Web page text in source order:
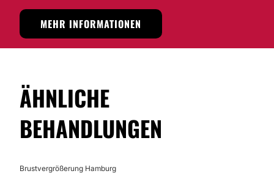
MEHR INFORMATIONEN
ÄHNLICHE
BEHANDLUNGEN
Brustvergrößerung Hamburg